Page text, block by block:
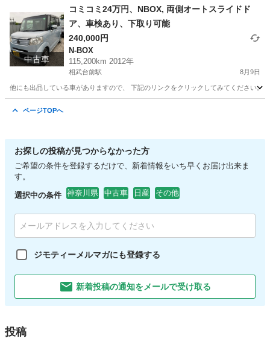
相武台前駅 キャリア、ラック ルーフ
中古車
コミコミ24万円、NBOX, 両側オートスライドド
ア、車検あり、下取り可能
240,000円
N-BOX
115,200km 2012年
相武台前駅 8月9日
他にも出品している車がありますので、 下記のリンクをクリックしてみてください。
ページTOPへ
お探しの投稿が見つからなかった方
ご希望の条件を登録するだけで、新着情報をいち早くお届け出来ま
す。
選択中の条件 神奈川県 中古車 日産 その他
ジモティーメルマガにも登録する
新着投稿の通知をメールで受け取る
投稿